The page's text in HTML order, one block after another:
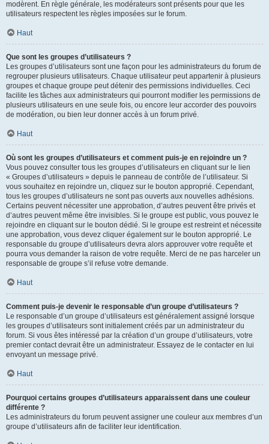
modèrent. En règle générale, les modérateurs sont présents pour que les
utilisateurs respectent les règles imposées sur le forum.
Haut
Que sont les groupes d’utilisateurs ?
Les groupes d’utilisateurs sont une façon pour les administrateurs du forum de
regrouper plusieurs utilisateurs. Chaque utilisateur peut appartenir à plusieurs
groupes et chaque groupe peut détenir des permissions individuelles. Ceci
facilite les tâches aux administrateurs qui pourront modifier les permissions de
plusieurs utilisateurs en une seule fois, ou encore leur accorder des pouvoirs
de modération, ou bien leur donner accès à un forum privé.
Haut
Où sont les groupes d’utilisateurs et comment puis-je en rejoindre un ?
Vous pouvez consulter tous les groupes d’utilisateurs en cliquant sur le lien
« Groupes d’utilisateurs » depuis le panneau de contrôle de l’utilisateur. Si
vous souhaitez en rejoindre un, cliquez sur le bouton approprié. Cependant,
tous les groupes d’utilisateurs ne sont pas ouverts aux nouvelles adhésions.
Certains peuvent nécessiter une approbation, d’autres peuvent être privés et
d’autres peuvent même être invisibles. Si le groupe est public, vous pouvez le
rejoindre en cliquant sur le bouton dédié. Si le groupe est restreint et nécessite
une approbation, vous devez cliquer également sur le bouton approprié. Le
responsable du groupe d’utilisateurs devra alors approuver votre requête et
pourra vous demander la raison de votre requête. Merci de ne pas harceler un
responsable de groupe s’il refuse votre demande.
Haut
Comment puis-je devenir le responsable d’un groupe d’utilisateurs ?
Le responsable d’un groupe d’utilisateurs est généralement assigné lorsque
les groupes d’utilisateurs sont initialement créés par un administrateur du
forum. Si vous êtes intéressé par la création d’un groupe d’utilisateurs, votre
premier contact devrait être un administrateur. Essayez de le contacter en lui
envoyant un message privé.
Haut
Pourquoi certains groupes d’utilisateurs apparaissent dans une couleur
différente ?
Les administrateurs du forum peuvent assigner une couleur aux membres d’un
groupe d’utilisateurs afin de faciliter leur identification.